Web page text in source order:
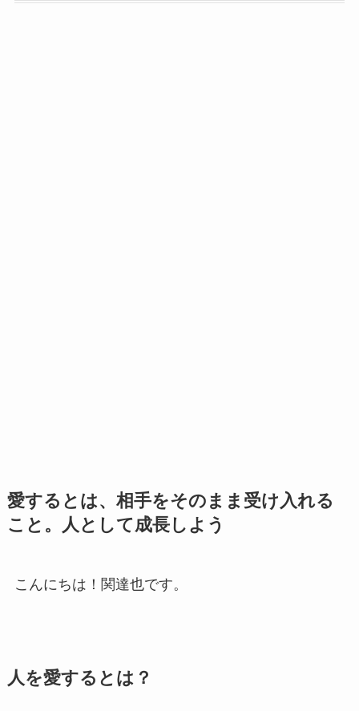
愛するとは、相手をそのまま受け入れる
こと。人として成長しよう
こんにちは！関達也です。
人を愛するとは？